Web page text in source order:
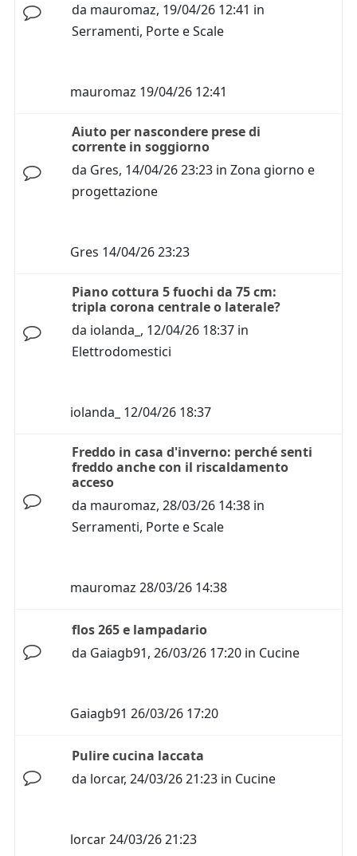
da mauromaz, 19/04/26 12:41 in
Serramenti, Porte e Scale
mauromaz 19/04/26 12:41
Aiuto per nascondere prese di
corrente in soggiorno
da Gres, 14/04/26 23:23 in Zona giorno e
progettazione
Gres 14/04/26 23:23
Piano cottura 5 fuochi da 75 cm:
tripla corona centrale o laterale?
da iolanda_ , 12/04/26 18:37 in
Elettrodomestici
iolanda_ 12/04/26 18:37
Freddo in casa d'inverno: perché senti
freddo anche con il riscaldamento
acceso
da mauromaz, 28/03/26 14:38 in
Serramenti, Porte e Scale
mauromaz 28/03/26 14:38
flos 265 e lampadario
da Gaiagb91, 26/03/26 17:20 in Cucine
Gaiagb91 26/03/26 17:20
Pulire cucina laccata
da lorcar, 24/03/26 21:23 in Cucine
lorcar24/03/26 21:23